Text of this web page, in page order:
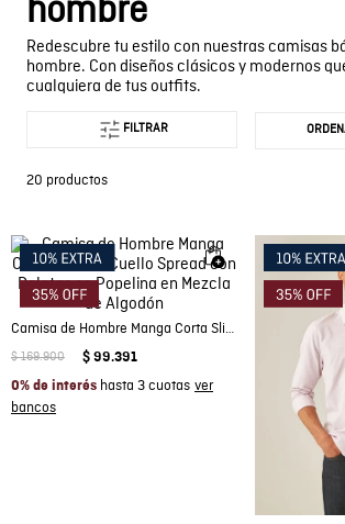
hombre
Redescubre tu estilo con nuestras camisas
hombre. Con diseños clásicos y modernos
cualquiera de tus outfits.
FILTRAR
20 productos
Camisa de Hombre Manga Corta Slim Fit Cuello Spread con Paletas en Popelina en Mezcla de Algodón
$ 169.900 $ 99.391
0% de interés hasta 3 cuotas